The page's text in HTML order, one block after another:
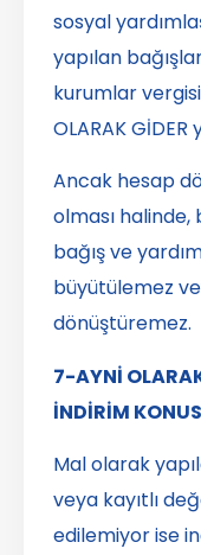
sosyal
yapılan
kurumlar vergisi
OLARAK
Ancak hesap
olması halinde,
bağış ve
büyütülemez
dönüştüremez.
7-AYNİ
İNDİRİM
Mal olarak
veya kayıtlı
edilemiyor ise